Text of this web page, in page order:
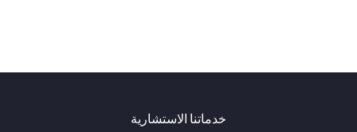
خدماتنا الاستشارية